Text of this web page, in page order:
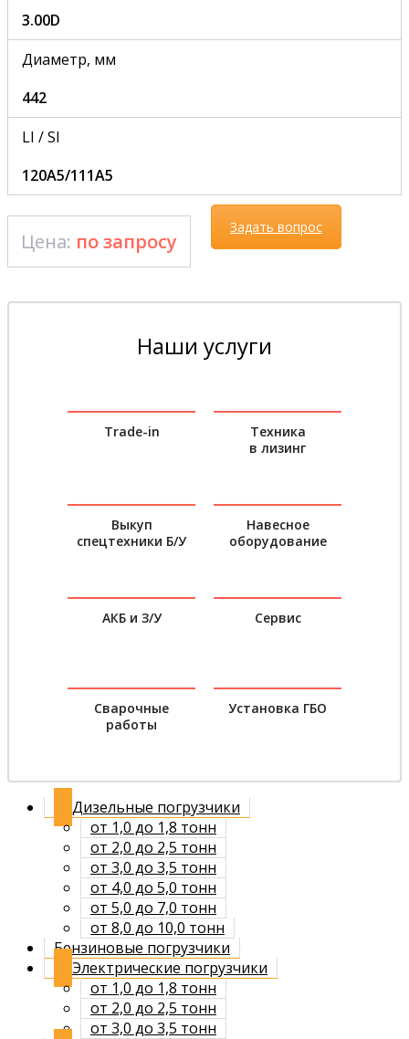
3.00D
Диаметр, мм
442
LI / SI
120A5/111A5
Цена: по запросу
Задать вопрос
Наши услуги
Trade-in
Техника
в лизинг
Выкуп
спецтехники Б/У
Навесное
оборудование
АКБ и З/У Сервис
Сварочные
работы
Установка ГБО
Дизельные погрузчики
от 1,0 до 1,8 тонн
от 2,0 до 2,5 тонн
от 3,0 до 3,5 тонн
от 4,0 до 5,0 тонн
от 5,0 до 7,0 тонн
от 8,0 до 10,0 тонн
Бензиновые погрузчики
Электрические погрузчики
от 1,0 до 1,8 тонн
от 2,0 до 2,5 тонн
от 3,0 до 3,5 тонн